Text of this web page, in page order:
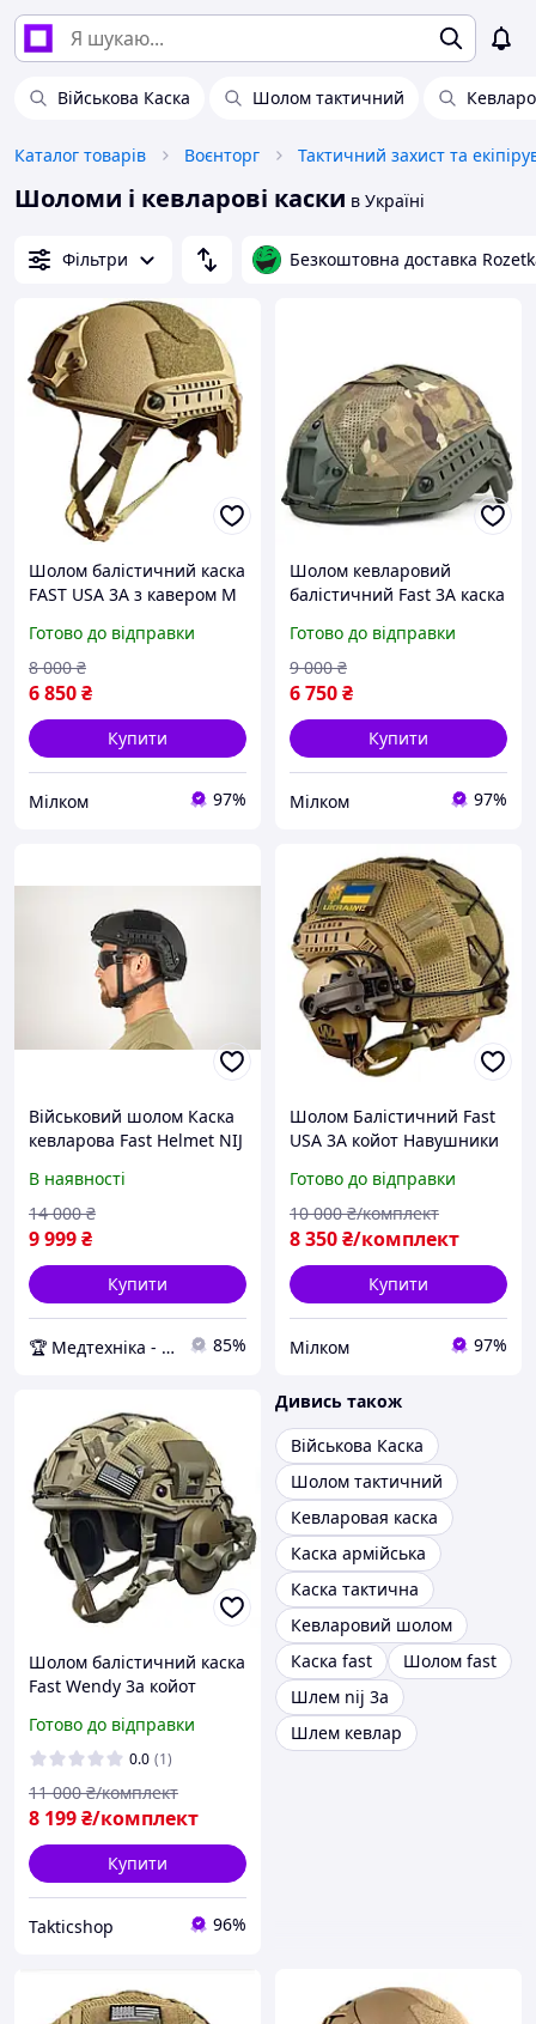
Військова Каска Шолом тактичний
Каталог товарів Воєнторг Тактичний захист та
Шоломи і кевларові каски в Україні
Фільтри Безкоштовна доставка
Шолом балістичний каска
FAST USA 3А з кавером M
Готово до відправки
6 850₴
8 000 ₴
Купити
Мілком 97%
Шолом кевларовий
балістичний Fast 3А каска
Готово до відправки
6 750₴
9 000 ₴
Купити
Мілком 97%
Військовий шолом Каска
кевларова Fast Helmet NIJ
В наявності
9 999₴
14 000 ₴
Купити
🏆 Медтехніка - 20 років надійності 85%
Шолом Балістичний Fast
USA 3A койот Навушники
Готово до відправки
8 350₴/комплект
10 000 ₴/комплект
Купити
Мілком 97%
Шолом балістичний каска
Fast Wendy 3a койот
кріплення M L XL
Готово до відправки
0.0 (1)
8 199₴/комплект
11 000 ₴/комплект
Купити
Takticshop 96%
Дивись також
Військова Каска
Шолом тактичний
Кевларовая каска
Каска армійська
Каска тактична
Кевларовий шолом
Каска fast
Шолом fast
Шлем nij 3a
Шлем кевлар